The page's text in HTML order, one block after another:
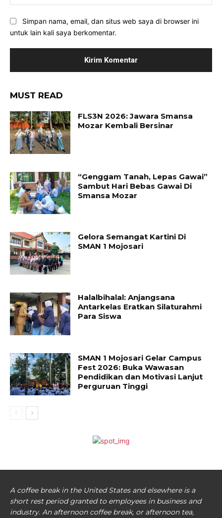
Simpan nama, email, dan situs web saya di browser ini
untuk lain kali saya berkomentar.
MUST READ
FLS3N 2026: Jawara Smansa
Mozar Kembali Bersinar
“Genggam Tanah, Lepas Gawai”
Sambut Hari Bebas Gawai Di
Smansa Mozar
Gelora Semangat Kartini Di
SMAN 1 Mojosari
Halalbihalal: Anjangsana
Antarkelas Eratkan Silaturahmi
Para Siswa
SMAN 1 Mojosari Gelar Campus
Fest 2026: Buka Wawasan
Pendidikan dan Motivasi Lanjut
Perguruan Tinggi
A coffee break in the United States and elsewhere is a
short rest period granted to employees in business and
industry. An afternoon coffee break, or afternoon tea,